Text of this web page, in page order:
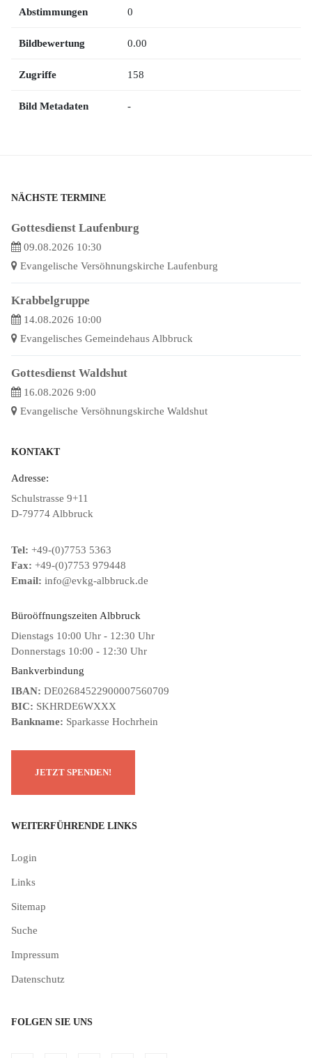
Abstimmungen 0
Bildbewertung 0.00
Zugriffe 158
Bild Metadaten -
NÄCHSTE TERMINE
Gottesdienst Laufenburg
09.08.2026 10:30
Evangelische Versöhnungskirche Laufenburg
Krabbelgruppe
14.08.2026 10:00
Evangelisches Gemeindehaus Albbruck
Gottesdienst Waldshut
16.08.2026 9:00
Evangelische Versöhnungskirche Waldshut
KONTAKT
Adresse:
Schulstrasse 9+11
D-79774 Albbruck
Tel: +49-(0)7753 5363
Fax: +49-(0)7753 979448
Email: info@evkg-albbruck.de
Büroöffnungszeiten Albbruck
Dienstags 10:00 Uhr - 12:30 Uhr
Donnerstags 10:00 - 12:30 Uhr
Bankverbindung
IBAN: DE02684522900007560709
BIC: SKHRDE6WXXX
Bankname: Sparkasse Hochrhein
WEITERFÜHRENDE LINKS
Login
Links
Sitemap
Suche
Impressum
Datenschutz
FOLGEN SIE UNS